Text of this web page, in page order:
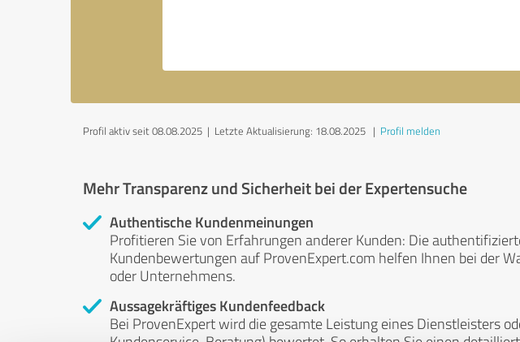
Profil aktiv seit 08.08.2025 | Letzte Aktualisierung: 18.08.2025 | Profil melden
Mehr Transparenz und Sicherheit bei der Expertensuche
Authentische Kundenmeinungen
Profitieren Sie von Erfahrungen anderer Kunden: Die
Kundenbewertungen auf ProvenExpert.com helfen Ihnen bei der
oder Unternehmens.
Aussagekräftiges Kundenfeedback
Bei ProvenExpert wird die gesamte Leistung eines Dienstleisters